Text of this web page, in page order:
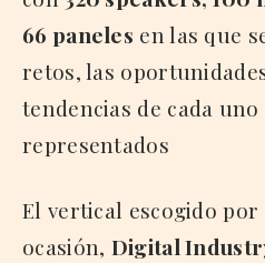
66 paneles en las que
retos, las
tendencias de cada
representados
El vertical escogido por
ocasión, Digital